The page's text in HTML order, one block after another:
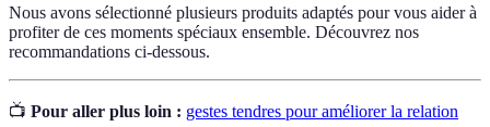
Nous avons sélectionné plusieurs produits adaptés pour vous aider à
profiter de ces moments spéciaux ensemble. Découvrez nos
recommandations ci-dessous.
📺 Pour aller plus loin : gestes tendres pour améliorer la relation